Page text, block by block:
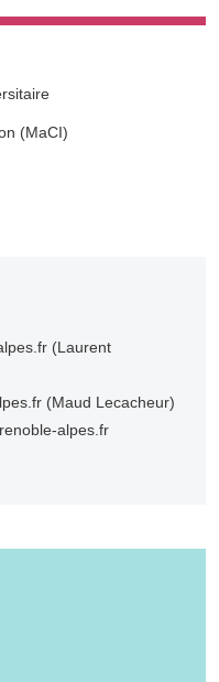
(MaCI)
(Laurent
(Maud Lecacheur)
alpes.fr